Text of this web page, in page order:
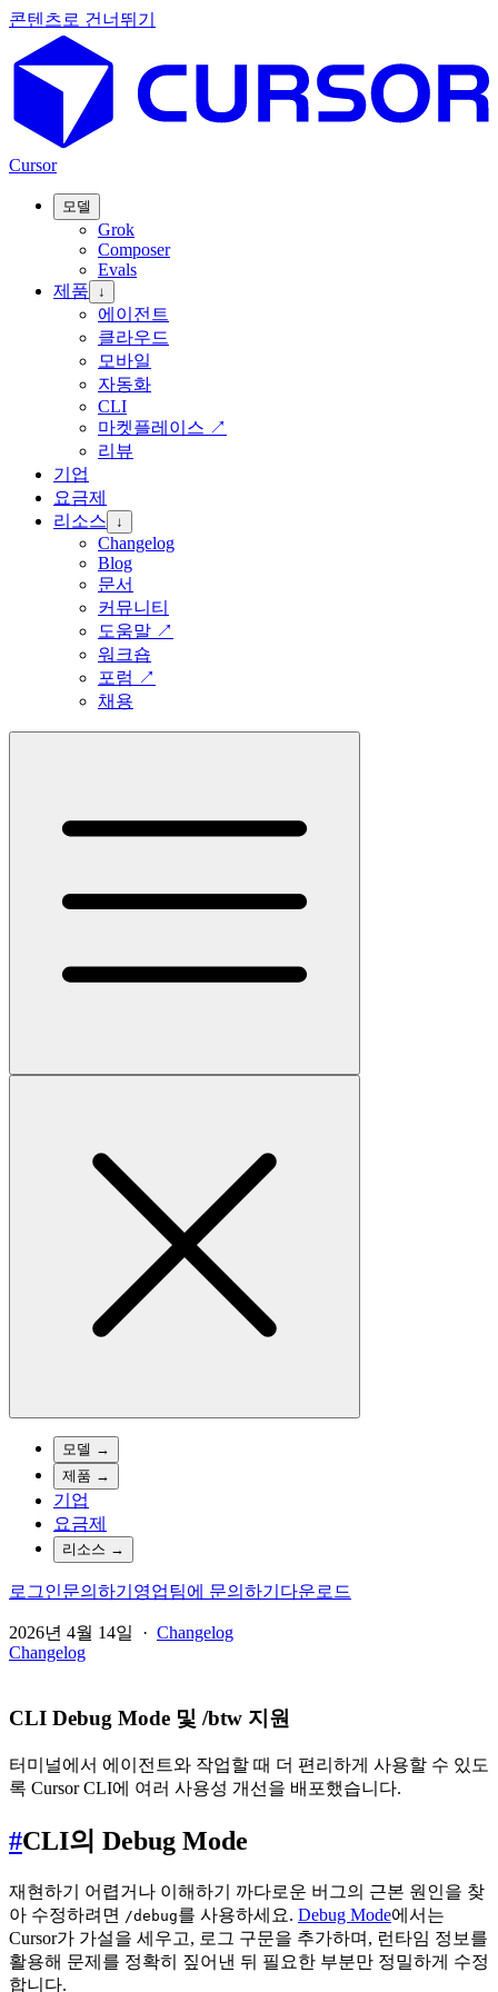
콘텐츠로 건너뛰기
Cursor
모델
Grok
Composer
Evals
제품
↓
에이전트
클라우드
모바일
자동화
CLI
마켓플레이스 ↗
리뷰
기업
요금제
리소스
↓
Changelog
Blog
문서
커뮤니티
도움말 ↗
워크숍
포럼 ↗
채용
모델 →
제품 →
기업
요금제
리소스 →
로그인문의하기 영업팀에 문의하기 다운로드
2026년 4월 14일 · Changelog
Changelog
CLI Debug Mode 및 /btw 지원
터미널에서 에이전트와 작업할 때 더 편리하게 사용할 수 있도
록 Cursor CLI에 여러 사용성 개선을 배포했습니다.
#CLI의 Debug Mode
재현하기 어렵거나 이해하기 까다로운 버그의 근본 원인을 찾
아 수정하려면 /debug를 사용하세요. Debug Mode에서는
Cursor가 가설을 세우고, 로그 구문을 추가하며, 런타임 정보를
활용해 문제를 정확히 짚어낸 뒤 필요한 부분만 정밀하게 수정
합니다.